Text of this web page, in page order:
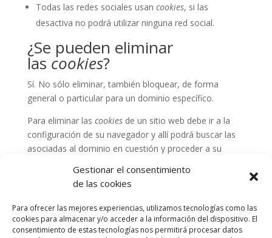
Gestionar el consentimiento
de las cookies
Para ofrecer las mejores experiencias, utilizamos tecnologías como las
cookies para almacenar y/o acceder a la información del dispositivo. El
consentimiento de estas tecnologías nos permitirá procesar datos
Todas las redes sociales usan cookies, si las
desactiva no podrá utilizar ninguna red social.
¿Se pueden eliminar
las cookies?
Sí. No sólo eliminar, también bloquear, de forma
general o particular para un dominio específico.
Para eliminar las cookiesde un sitio web debe ir a la
configuración de su navegador y allí podrá buscar las
asociadas al dominio en cuestión y proceder a su
Configuración de
los navegadores más
polulares